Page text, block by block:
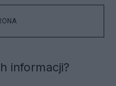
informacji?